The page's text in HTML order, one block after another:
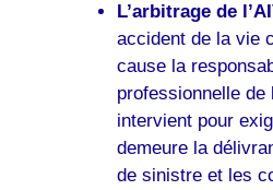
L’arbitrage de
accident de la vie
cause la
professionnelle de
intervient pour
demeure la
de sinistre et les